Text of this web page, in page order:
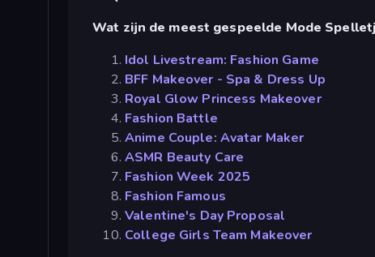
Wat zijn de meest gespeelde Mode
Idol Livestream: Fashion Game
BFF Makeover - Spa & Dress Up
Royal Glow Princess Makeover
Fashion Battle
Anime Couple: Avatar Maker
ASMR Beauty Care
Fashion Week 2025
Fashion Famous
Valentine's Day Proposal
College Girls Team Makeover